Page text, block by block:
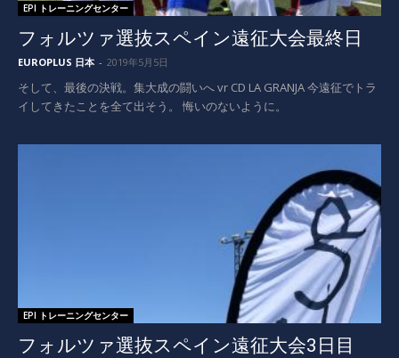
EPI トレーニングセンター
フォルツァ選抜スペイン遠征大会最終日
EUROPLUS 日本 - 2019年5月5日
そして、最後の決戦。集大成の闘いへ vr CD LA GRANJA 今遠征でトラ
イしてきたことを全て出そう。 悔いのないように。
EPI トレーニングセンター
フォルツァ選抜スペイン遠征大会3日目